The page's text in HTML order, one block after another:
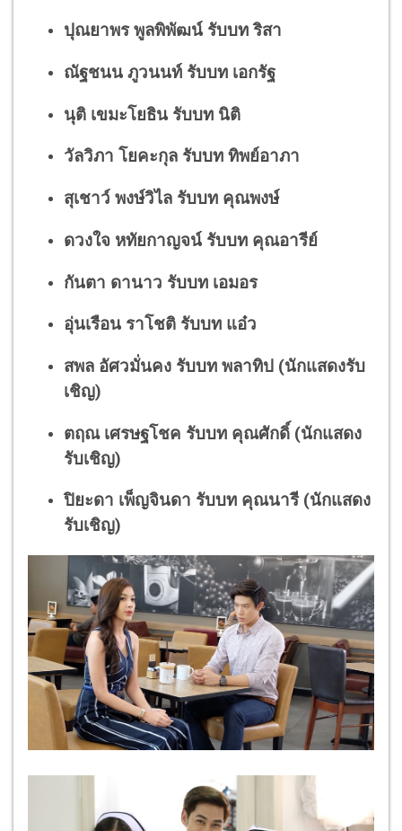
ปุณยาพร พูลพิพัฒน์ รับบท ริสา
ณัฐชนน ภูวนนท์ รับบท เอกรัฐ
นุติ เขมะโยธิน รับบท นิติ
วัลวิภา โยคะกุล รับบท ทิพย์อาภา
สุเชาว์ พงษ์วิไล รับบท คุณพงษ์
ดวงใจ หทัยกาญจน์ รับบท คุณอารีย์
กันตา ดานาว รับบท เอมอร
อุ่นเรือน ราโชติ รับบท แอ๋ว
สพล อัศวมั่นคง รับบท พลาทิป (นักแสดงรับ
เชิญ)
ตฤณ เศรษฐโชค รับบท คุณศักดิ์ (นักแสดง
รับเชิญ)
ปิยะดา เพ็ญจินดา รับบท คุณนารี (นักแสดง
รับเชิญ)